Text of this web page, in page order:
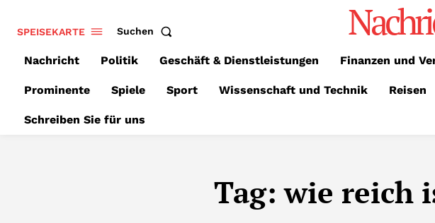
SPEISEKARTE Suchen
Nachricht Politik Geschäft & Dienstleistungen Finanzen und
Prominente Spiele Sport Wissenschaft und Technik Reisen
Schreiben Sie für uns
Tag:wie reich